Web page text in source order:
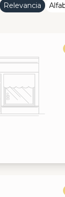
Relevancia